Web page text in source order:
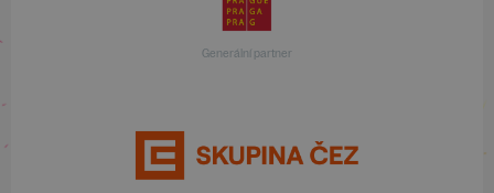
Generální partner